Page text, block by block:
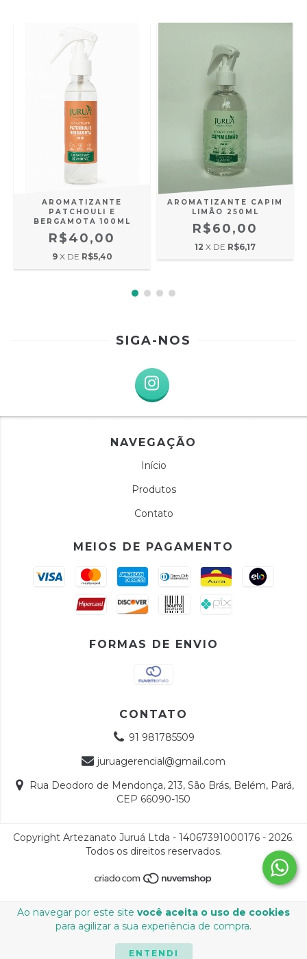
Ao navegar por este site você aceita o uso de cookies
para agilizar a sua experiência de compra.
ENTENDI
AROMATIZANTE
PATCHOULI E
BERGAMOTA 100ML
R$40,00
9 X DE R$5,40
AROMATIZANTE CAPIM
LIMÃO 250ML
R$60,00
12 X DE R$6,17
SIGA-NOS
NAVEGAÇÃO
Início
Produtos
Contato
MEIOS DE PAGAMENTO
FORMAS DE ENVIO
CONTATO
91 981785509
juruagerencial@gmail.com
Rua Deodoro de Mendonça, 213, São Brás, Belém, Pará,
CEP 66090-150
Copyright Artezanato Juruá Ltda - 14067391000176 - 2026.
Todos os direitos reservados.